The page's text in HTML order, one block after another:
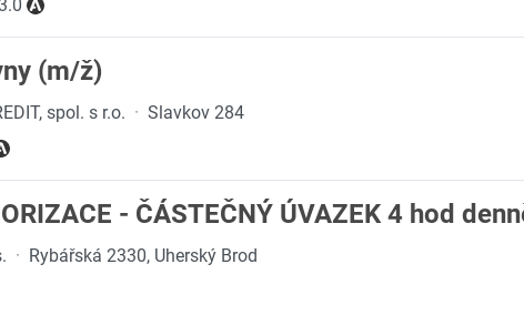
(m/ž)
spol. s r.o. · Slavkov 284
- ČÁSTEČNÝ ÚVAZEK 4 hod
· Rybářská 2330, Uherský Brod